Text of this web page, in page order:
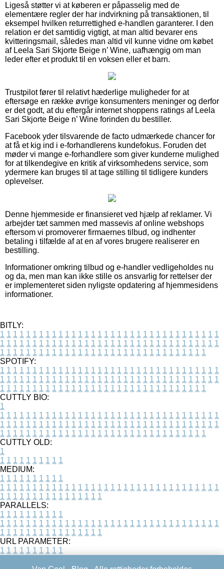
Ligeså støtter vi at køberen er påpasselig med de
elementære regler der har indvirkning på transaktionen, til
eksempel hvilken returrettighed e-handlen garanterer. I den
relation er det samtidig vigtigt, at man altid bevarer ens
kvitteringsmail, således man altid vil kunne vidne om købet
af Leela Sari Skjorte Beige n’ Wine, uafhængig om man
leder efter et produkt til en voksen eller et barn.
Trustpilot fører til relativt hæderlige muligheder for at
eftersøge en række øvrige konsumenters meninger og derfor
er det godt, at du eftergår internet shoppens ratings af Leela
Sari Skjorte Beige n’ Wine forinden du bestiller.
Facebook yder tilsvarende de facto udmærkede chancer for
at få et kig ind i e-forhandlerens kundefokus. Foruden det
møder vi mange e-forhandlere som giver kunderne mulighed
for at tilkendegive en kritik af virksomhedens service, som
ydermere kan bruges til at tage stilling til tidligere kunders
oplevelser.
Denne hjemmeside er finansieret ved hjælp af reklamer. Vi
arbejder tæt sammen med massevis af online webshops
eftersom vi promoverer firmaernes tilbud, og indhenter
betaling i tilfælde af at en af vores brugere realiserer en
bestilling.
Informationer omkring tilbud og e-handler vedligeholdes nu
og da, men man kan ikke stille os ansvarlig for rettelser der
er implementeret siden nyligste opdatering af hjemmesidens
informationer.
BITLY:
1 1 1 1 1 1 1 1 1 1 1 1 1 1 1 1 1 1 1 1 1 1 1 1 1 1 1 1 1 1 1 1 1 1
1 1 1 1 1 1 1 1 1 1 1 1 1 1 1 1 1 1 1 1 1 1 1 1 1 1 1 1 1 1 1 1 1 1
1 1 1 1 1 1 1 1 1 1 1 1 1 1 1 1 1 1 1 1 1 1 1 1 1 1 1 1 1 1 1 1
SPOTIFY:
1 1 1 1 1 1 1 1 1 1 1 1 1 1 1 1 1 1 1 1 1 1 1 1 1 1 1 1 1 1 1 1 1 1
1 1 1 1 1 1 1 1 1 1 1 1 1 1 1 1 1 1 1 1 1 1 1 1 1 1 1 1 1 1 1 1 1 1
1 1 1 1 1 1 1 1 1 1 1 1 1 1 1 1 1 1 1 1 1 1 1 1 1 1 1 1 1 1 1 1
CUTTLY BIO:
1
1 1 1 1 1 1 1 1 1 1 1 1 1 1 1 1 1 1 1 1 1 1 1 1 1 1 1 1 1 1 1 1 1 1
1 1 1 1 1 1 1 1 1 1 1 1 1 1 1 1 1 1 1 1 1 1 1 1 1 1 1 1 1 1 1 1 1 1
1 1 1 1 1 1 1 1 1 1 1 1 1 1 1 1 1 1 1 1 1 1 1 1 1 1 1 1 1 1 1 1
CUTTLY OLD:
1
1 1 1 1 1 1 1 1 1 1
MEDIUM:
1 1 1 1 1 1 1 1 1 1
1 1 1 1 1 1 1 1 1 1 1 1 1 1 1 1 1 1 1 1 1 1 1 1 1 1 1 1 1 1 1 1 1 1
1 1 1 1 1 1 1 1 1 1 1 1 1 1 1 1
PARALLELS:
1 1 1 1 1 1 1 1 1 1
1 1 1 1 1 1 1 1 1 1 1 1 1 1 1 1 1 1 1 1 1 1 1 1 1 1 1 1 1 1 1 1 1 1
1 1 1 1 1 1 1 1 1 1 1 1 1 1 1 1
URL PARAMETER:
1 1 1 1 1 1 1 1 1 1